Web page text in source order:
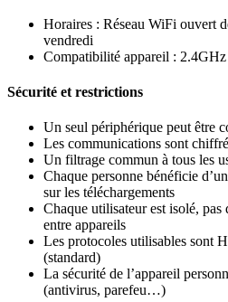
Horaires : Réseau WiFi ouvert
vendredi
Compatibilité appareil :
Sécurité et restrictions
Un seul périphérique peut être
Les communications sont
Un filtrage commun à tous les
Chaque personne bénéficie
sur les téléchargements
Chaque utilisateur est isolé,
entre appareils
Les protocoles utilisables sont
(standard)
La sécurité de l’appareil
(antivirus, parefeu…)